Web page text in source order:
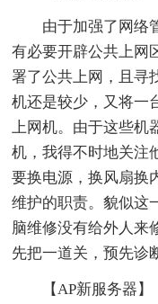
由于加强了网络
有必要开辟公共上网
署了公共上网，且寻
机还是较少，又将一
上网机。由于这些
机，我得不时地关注
要换电源，换风扇换
维护的职责。貌似这
脑维修没有给外人来
先把一道关，预先诊
【AP新服务器】